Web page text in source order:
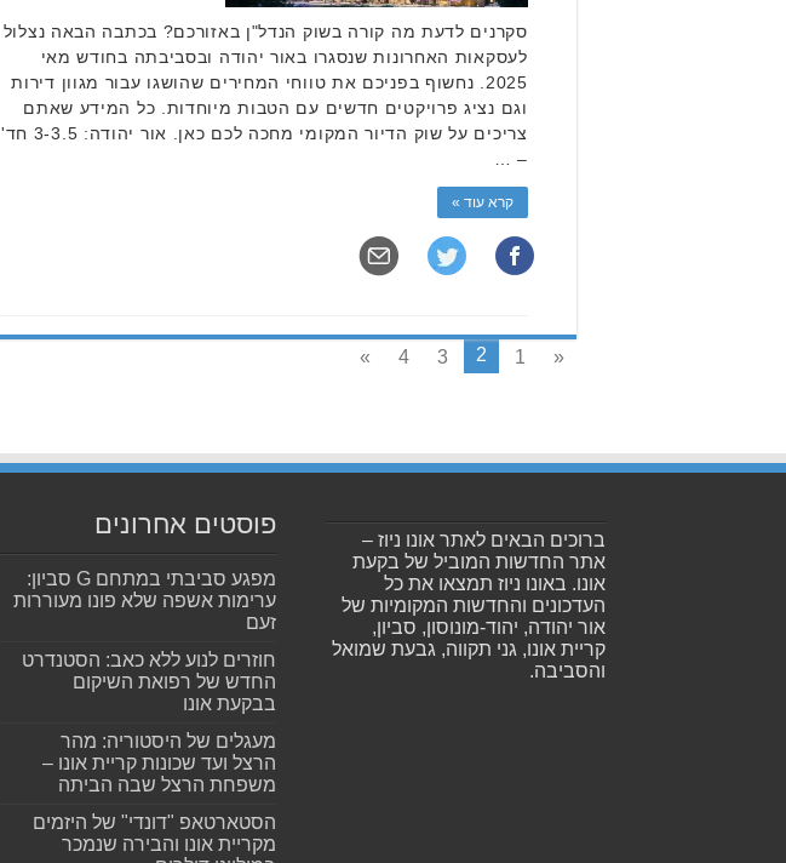
סקרנים לדעת מה קורה בשוק הנדל"ן באזורכם? בכתבה הבאה נצלול
לעסקאות האחרונות שנסגרו באור יהודה ובסביבתה בחודש מאי
2025. נחשוף בפניכם את טווחי המחירים שהושגו עבור מגוון דירות
וגם נציג פרויקטים חדשים עם הטבות מיוחדות. כל המידע שאתם
צריכים על שוק הדיור המקומי מחכה לכם כאן. אור יהודה: 3-3.5 חד'
– …
קרא עוד »
«
1
2
3
4
»
ברוכים הבאים לאתר אונו ניוז –
אתר החדשות המוביל של בקעת
אונו. באונו ניוז תמצאו את כל
העדכונים והחדשות המקומיות של
אור יהודה, יהוד-מונוסון, סביון,
קריית אונו, גני תקווה, גבעת שמואל
והסביבה.
פוסטים אחרונים
מפגע סביבתי במתחם G סביון:
ערימות אשפה שלא פונו מעוררות
זעם
חוזרים לנוע ללא כאב: הסטנדרט
החדש של רפואת השיקום
בבקעת אונו
מעגלים של היסטוריה: מהר
הרצל ועד שכונות קריית אונו –
משפחת הרצל שבה הביתה
הסטארטאפ "דונדי" של היזמים
מקריית אונו והבירה שנמכר